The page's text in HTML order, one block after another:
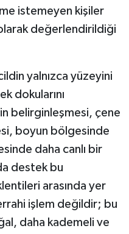
istemeyen kişiler
değerlendirildiği
yalnızca yüzeyini
dokularını
belirginleşmesi, çene
boyun bölgesinde
daha canlı bir
destek bu
arasında yer
işlem değildir; bu
daha kademeli ve